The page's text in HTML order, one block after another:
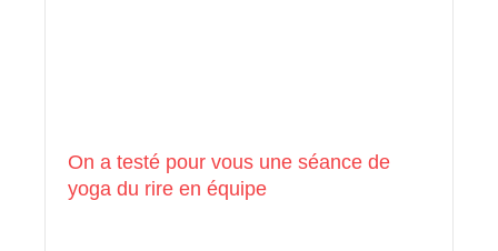
On a testé pour vous une séance de
yoga du rire en équipe